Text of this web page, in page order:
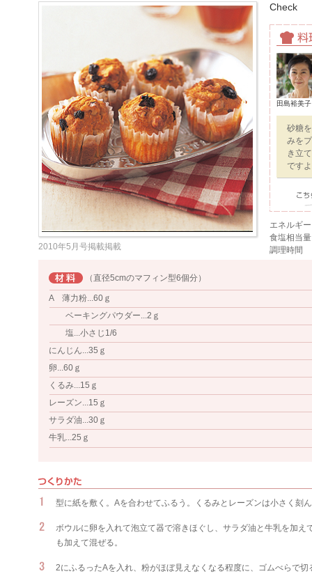
2010年5月号掲載掲載
Check
田島裕美
砂糖
みを
き立
です
エネルギー
食塩相当量
調理時間
（直径5cmのマフィン型6個分）
A 薄力粉...60ｇ
ベーキングパウダー...2ｇ
塩...小さじ1/6
にんじん...35ｇ
卵...60ｇ
くるみ...15ｇ
レーズン...15ｇ
サラダ油...30ｇ
牛乳...25ｇ
型に紙を敷く。Aを合わせてふるう。くるみとレーズンは小さく刻
ボウルに卵を入れて泡立て器で溶きほぐし、サラダ油と牛乳を加
も加えて混ぜる。
2にふるったAを入れ、粉がほぼ見えなくなる程度に、ゴムべらで